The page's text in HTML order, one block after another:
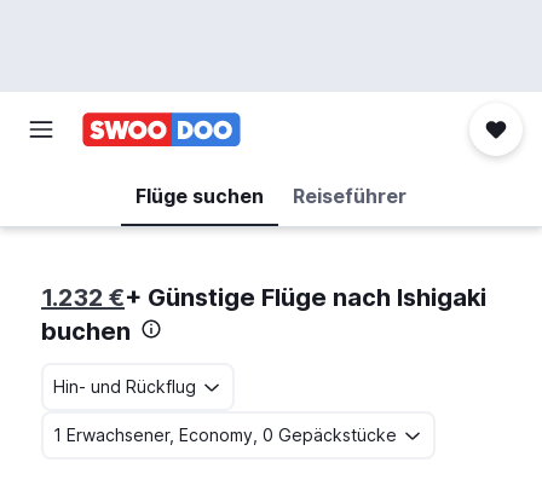
Flüge suchen Reiseführer
1.232 €+ Günstige Flüge nach Ishigaki
buchen
Hin- und Rückflug
1 Erwachsener, Economy, 0 Gepäckstücke